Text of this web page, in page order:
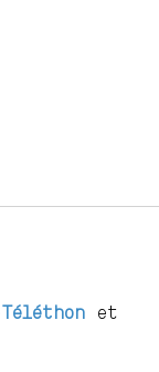
Téléthon et